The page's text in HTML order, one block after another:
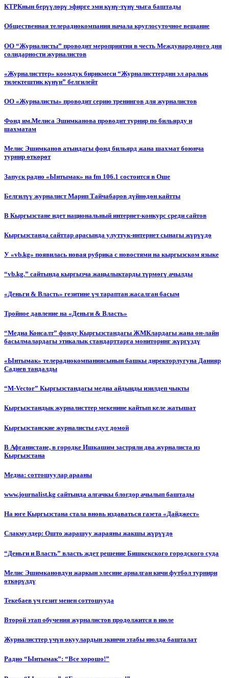
КТРКнын берүүлөрү эфирге эми күнү-түнү чыга баштады
Общественная телерадиокомпания начала круглосуточное вещание
ОО “Журналисты” проводит мероприятия в честь Международного дня
солидарности журналистов
«Журналисттер» коомдук бирикмеси “Журналисттердин эл аралык
тилектештик күнүн” белгилейт
ОО «Журналисты» проводит серию тренингов для журналистов
Фонд им.Мелиса Эшимканова проводит турнир по бильярду и
шахматам
Мелис Эшимканов атындагы фонд бильярд жана шахмат боюнча
турнир өткөрөт
Запуск радио «Ынтымак» на fm 106.1 состоится в Оше
Белгилүү журналист Марип Тайчабаров дүйнөдөн кайтты
В Кыргызстане идет национальный интернет-конкурс среди сайтов
Кыргызстанда сайттар арасында улуттук-интернет сынагы жүрүүдө
У «vb.kg» появилась новая рубрика с новостями на кыргызском языке
“vb.kg.” сайтында кыргызча жаңылыктарды түрмөгү ачылды
«Деньги & Власть» гезитине үч тараптан жасалган басым
Тройное давление на «Деньги & Власть»
“Медиа Консалт” фонду Кыргызстандагы ЖМКлардагы жана он-лайн
басылмалардагы этикалык стандарттарга мониторинг жүргүздү
«Ынтымак» телерадиокомпаниясынын башкы директорлугуна Данияр
Садиев тандалды
“М-Vector” Кыргызстандагы медиа айдыңды изилдеп чыкты
Кыргызстандык журналисттер мекенине кайтып келе жатышат
Кыргызстанские журналисты едут домой
В Афганистане, в городке Ишкашим застряли два журналиста из
Кыргызстана
Медиа: соттошуулар арааны
www.journalist.kg сайтында алгачкы блогдор ачылып баштады
На юге Кыргызстана стала вновь издаваться газета «Дайджест»
Слакмулдер: Ошто жарашуу жараяны жакшы жүрүүдө
“Деньги и Власть” власть ждет решение Бишкекского городского суда
Мелис Эшимкановдун жаркын элесине арналган кичи футбол турнири
өткөрүлдү
Текебаев үч гезит менен соттошууда
Второй этап обучения журналистов продолжится в июле
Журналисттер үчүн окуулардын экинчи этабы июлда башталат
Радио “Ынтымак”: “Все хорошо!”